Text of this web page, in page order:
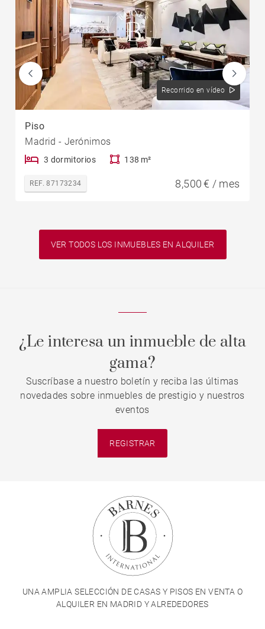
Recorrido en vídeo
Piso
Madrid - Jerónimos
3 dormitorios 138 m²
REF. 87173234 8,500 € / mes
VER TODOS LOS INMUEBLES EN ALQUILER
¿Le interesa un inmueble de alta
gama?
Suscríbase a nuestro boletín y reciba las últimas
novedades sobre inmuebles de prestigio y nuestros
eventos
REGISTRAR
UNA AMPLIA SELECCIÓN DE CASAS Y PISOS EN VENTA O
ALQUILER EN MADRID Y ALREDEDORES